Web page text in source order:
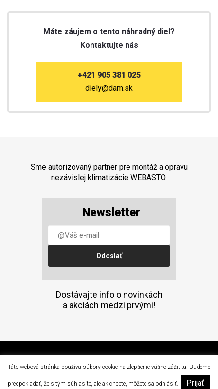
Máte záujem o tento náhradný diel?
Kontaktujte nás
+421 905 381 025
diely@dam.sk
Sme autorizovaný partner pre montáž a opravu
nezávislej klimatizácie WEBASTO.
Newsletter
Dostávajte info o novinkách
a akciách medzi prvými!
dam@dam.sk|051 / 77 64 502
Táto webová stránka používa súbory cookie na zlepšenie vášho zážitku. Budeme
predpokladať, že s tým súhlasíte, ale ak chcete, môžete sa odhlásiť. Prijať